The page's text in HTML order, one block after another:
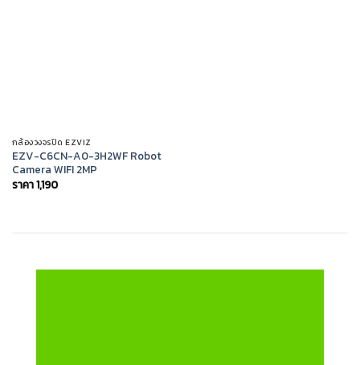
กล้องวงจรปิด EZVIZ
EZV-C6CN-A0-3H2WF Robot
Camera WIFI 2MP
ราคา1,190